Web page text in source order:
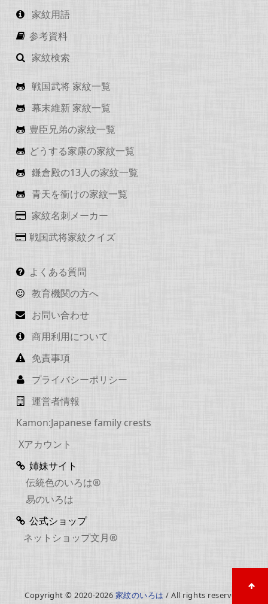
家紋用語
参考資料
家紋検索
戦国武将 家紋一覧
幕末維新 家紋一覧
豊臣兄弟の家紋一覧
どうする家康の家紋一覧
鎌倉殿の13人の家紋一覧
青天を衝けの家紋一覧
家紋名刺メーカー
戦国武将家紋クイズ
よくある質問
教育機関の方へ
お問い合わせ
商用利用について
免責事項
プライバシーポリシー
運営者情報
Kamon:Japanese family crests
Xアカウント
姉妹サイト
伝統色のいろは®
易のいろは
公式ショップ
ネットショップ文月®
Copyright © 2020-2026 家紋のいろは / All rights reserved.